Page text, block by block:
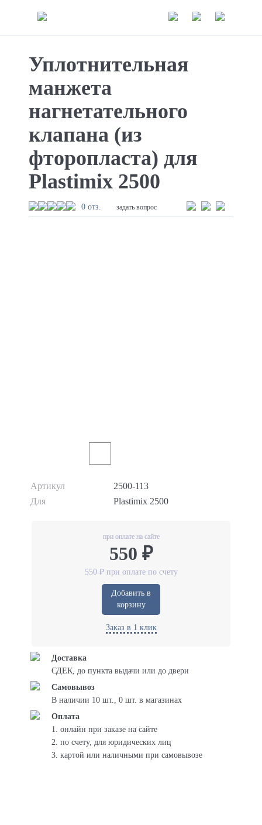
Уплотнительная
манжета
нагнетательного
клапана (из
фторопласта) для
Plastimix 2500
0 отз. задать вопрос
Артикул
2500-113
Для
Plastimix 2500
при оплате на сайте
550 ₽
550 ₽ при оплате по счету
Добавить в
корзину
Заказ в 1 клик
Доставка
СДЕК, до пункта выдачи или до двери
Самовывоз
В наличии 10 шт., 0 шт. в магазинах
Оплата
1. онлайн при заказе на сайте
2. по счету, для юридических лиц
3. картой или наличными при самовывозе